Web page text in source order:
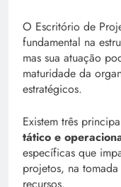
O Escritório de
fundamental na
mas sua atuação
maturidade da
estratégicos.
Existem três
tático e
específicas que
projetos, na